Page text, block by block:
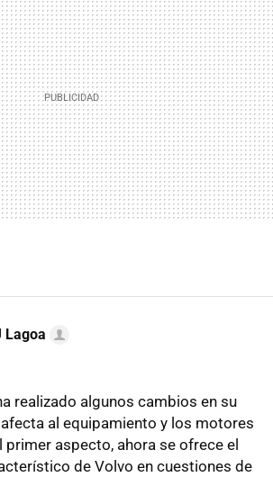
Lagoa
realizado algunos cambios en su
afecta al equipamiento y los motores
primer aspecto, ahora se ofrece el
de Volvo en cuestiones de